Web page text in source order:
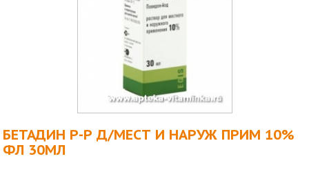
БЕТАДИН Р-Р Д/МЕСТ И НАРУЖ ПРИМ 10%
ФЛ 30МЛ